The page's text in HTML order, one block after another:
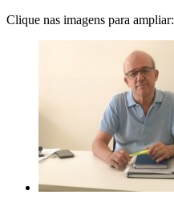
Clique nas imagens para ampliar: